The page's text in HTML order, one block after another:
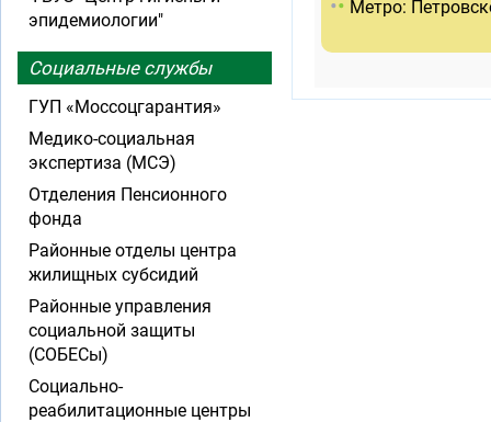
•• Метро:
эпидемиологии"
Социальные службы
ГУП «Моссоцгарантия»
Медико-социальная
экспертиза (МСЭ)
Отделения Пенсионного
фонда
Районные отделы центра
жилищных субсидий
Районные управления
социальной защиты
(СОБЕСы)
Социально-
реабилитационные центры